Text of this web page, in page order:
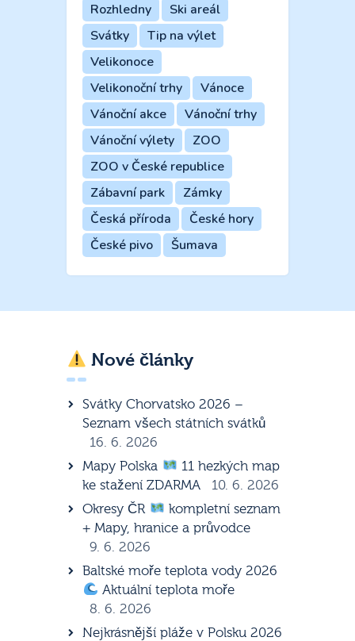
Rozhledny
Ski areál
Svátky
Tip na výlet
Velikonoce
Velikonoční trhy
Vánoce
Vánoční akce
Vánoční trhy
Vánoční výlety
ZOO
ZOO v České republice
Zábavní park
Zámky
Česká příroda
České hory
České pivo
Šumava
Nové články
Svátky Chorvatsko 2026 –
Seznam všech státních svátků
16. 6. 2026
Mapy Polska
11 hezkých map
ke stažení ZDARMA
10. 6. 2026
Okresy ČR
kompletní seznam
+ Mapy, hranice a průvodce
9. 6. 2026
Baltské moře teplota vody 2026
Aktuální teplota moře
8. 6. 2026
Nejkrásnější pláže v Polsku 2026